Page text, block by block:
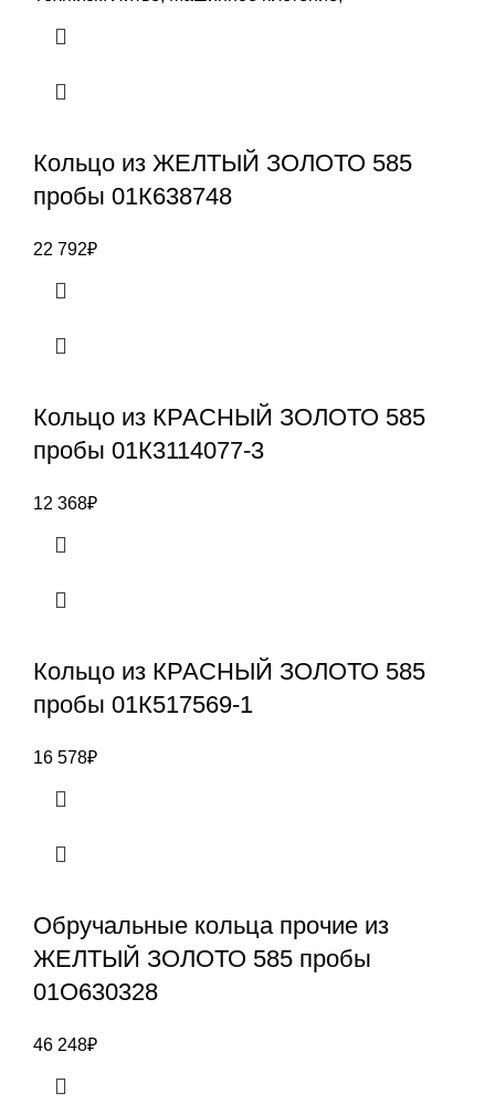
Кольцо из ЖЕЛТЫЙ ЗОЛОТО 585
пробы 01К638748
22 792₽
Кольцо из КРАСНЫЙ ЗОЛОТО 585
пробы 01К3114077-3
12 368₽
Кольцо из КРАСНЫЙ ЗОЛОТО 585
пробы 01К517569-1
16 578₽
Обручальные кольца прочие из
ЖЕЛТЫЙ ЗОЛОТО 585 пробы
01О630328
46 248₽